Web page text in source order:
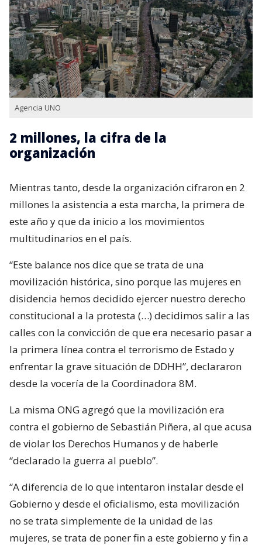
Agencia UNO
2 millones, la cifra de la
organización
Mientras tanto, desde la organización cifraron en 2
millones la asistencia a esta marcha, la primera de
este año y que da inicio a los movimientos
multitudinarios en el país.
“Este balance nos dice que se trata de una
movilización histórica, sino porque las mujeres en
disidencia hemos decidido ejercer nuestro derecho
constitucional a la protesta (…) decidimos salir a las
calles con la convicción de que era necesario pasar a
la primera línea contra el terrorismo de Estado y
enfrentar la grave situación de DDHH”, declararon
desde la vocería de la Coordinadora 8M.
La misma ONG agregó que la movilización era
contra el gobierno de Sebastián Piñera, al que acusa
de violar los Derechos Humanos y de haberle
“declarado la guerra al pueblo”.
“A diferencia de lo que intentaron instalar desde el
Gobierno y desde el oficialismo, esta movilización
no se trata simplemente de la unidad de las
mujeres, se trata de poner fin a este gobierno y fin a